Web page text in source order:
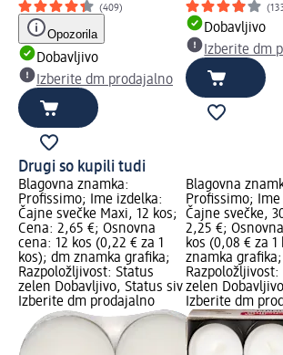
(409)
Opozorila
Dobavljivo
Izberite dm prodajalno
Dobavljivo
Izberite dm
Drugi so kupili tudi
Blagovna znamka:
Profissimo; Ime izdelka:
Čajne svečke Maxi, 12 kos;
Cena: 2,65 €; Osnovna
cena: 12 kos (0,22 € za 1
kos); dm znamka grafika;
Razpoložljivost: Status
zelen Dobavljivo, Status siv
Izberite dm prodajalno
Blagovna
Profissimo; Ime
Čajne svečke,
2,25 €;
kos (0,08 € za 1
znamka grafika;
Razpoložljivost:
zelen
Izberite dm